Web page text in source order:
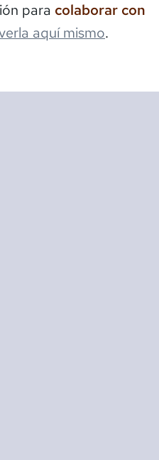
para colaborar con
aquí mismo.